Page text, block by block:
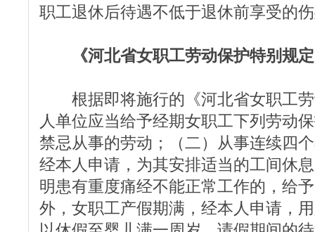
职工退休后待遇不低于退休前享受的
《河北省女职工劳动保护特别规
根据即将施行的《河北省女职工劳
人单位应当给予经期女职工下列劳动
禁忌从事的劳动；（二）从事连续四
经本人申请，为其安排适当的工间休
明患有重度痛经不能正常工作的，给
外，女职工产假期满，经本人申请，